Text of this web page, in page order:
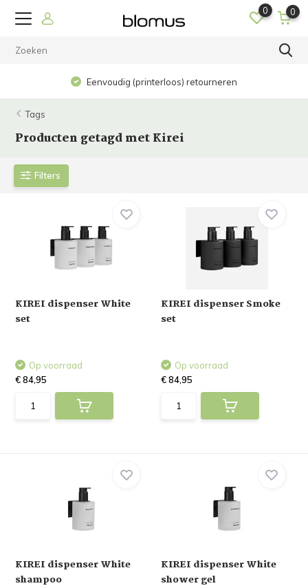
0 0
Eenvoudig (printerloos) retourneren
Tags
Producten getagd met Kirei
Filters
KIREI dispenser White
set
Op voorraad
€ 84,95
KIREI dispenser Smoke
set
Op voorraad
€ 84,95
KIREI dispenser White
shampoo
KIREI dispenser White
shower gel